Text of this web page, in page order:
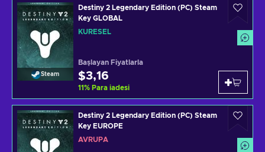
Steam
Destiny 2 Legendary Edition (PC) Steam
Key GLOBAL
KÜRESEL
Başlayan Fiyatlarla
$3,16
11% Para iadesi
Destiny 2 Legendary Edition (PC) Steam
Key EUROPE
AVRUPA